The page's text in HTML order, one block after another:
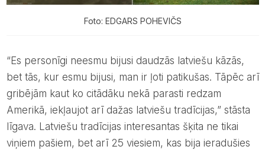
Foto: EDGARS POHEVIČS
“Es personīgi neesmu bijusi daudzās latviešu kāzās,
bet tās, kur esmu bijusi, man ir ļoti patikušas. Tāpēc arī
gribējām kaut ko citādāku nekā parasti redzam
Amerikā, iekļaujot arī dažas latviešu tradīcijas,” stāsta
līgava. Latviešu tradīcijas interesantas šķita ne tikai
viņiem pašiem, bet arī 25 viesiem, kas bija ieradušies